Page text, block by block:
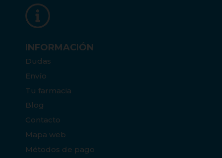
INFORMACIÓN
Dudas
Envío
Tu farmacia
Blog
Contacto
Mapa web
Métodos de pago